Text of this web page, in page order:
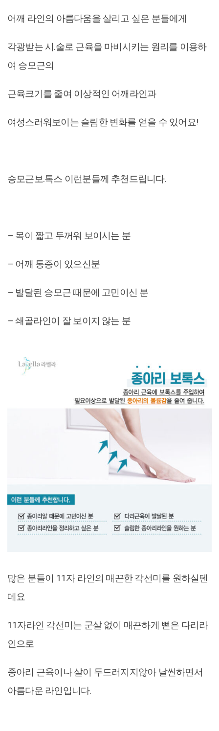
어깨 라인의 아름다움을 살리고 싶은 분들에게
각광받는 시.술로 근육을 마비시키는 원리를 이용하
여 승모근의
근육크기를 줄여 이상적인 어깨라인과
여성스러워보이는 슬림한 변화를 얻을 수 있어요!
승모근보.톡스 이런분들께 추천드립니다.
– 목이 짧고 두꺼워 보이시는 분
– 어깨 통증이 있으신분
– 발달된 승모근 때문에 고민이신 분
– 쇄골라인이 잘 보이지 않는 분
많은 분들이 11자 라인의 매끈한 각선미를 원하실텐
데요
11자라인 각선미는 군살 없이 매끈하게 뻗은 다리라
인으로
종아리 근육이나 살이 두드러지지않아 날씬하면서
아름다운 라인입니다.